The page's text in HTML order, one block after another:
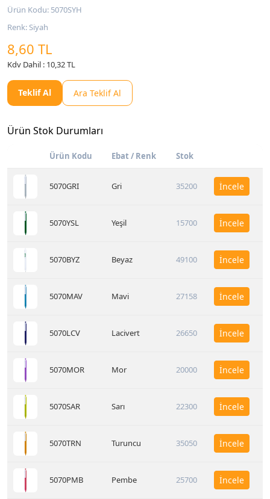
Ürün Kodu: 5070SYH
Renk: Siyah
8,60 TL
Kdv Dahil : 10,32 TL
Teklif Al Ara Teklif Al
Ürün Stok Durumları
Ürün Kodu Ebat / Renk Stok
5070GRI Gri 35200 İncele
5070YSL Yeşil 15700 İncele
5070BYZ Beyaz 49100 İncele
5070MAV Mavi 27158 İncele
5070LCV Lacivert 26650 İncele
5070MOR Mor 20000 İncele
5070SAR Sarı 22300 İncele
5070TRN Turuncu 35050 İncele
5070PMB Pembe 25700 İncele